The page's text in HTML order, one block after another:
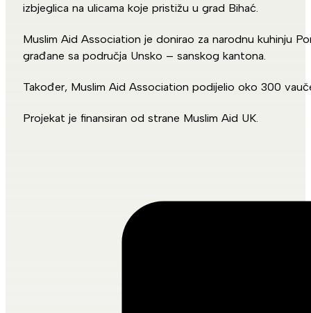
izbjeglica na ulicama koje pristižu u grad Bihać.
Muslim Aid Association je donirao za narodnu kuhinju
građane sa područja Unsko – sanskog kantona.
Također, Muslim Aid Association podijelio oko 300
Projekat je finansiran od strane Muslim Aid UK.